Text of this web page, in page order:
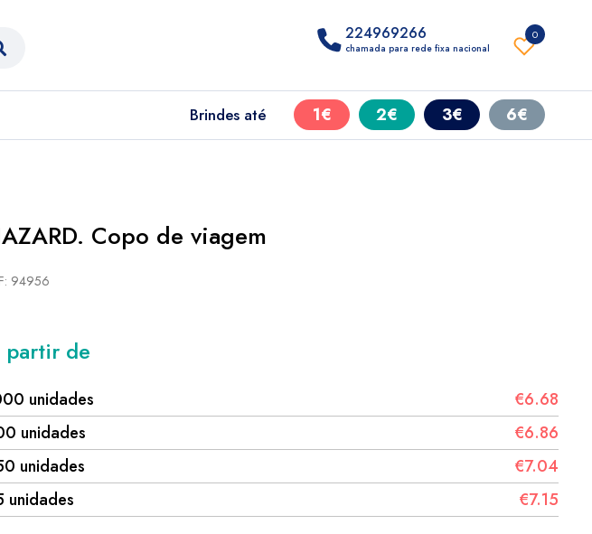
0
224969266
chamada para rede fixa nacional
Brindes até 1€ 2€ 3€ 6€
Copo de viagem
94956
partir de
unidades
€6.68
unidades
€6.86
unidades
€7.04
unidades
€7.15